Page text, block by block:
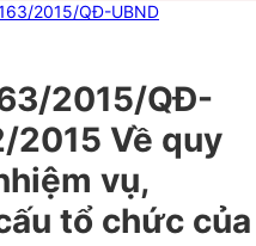
2015/QĐ-UBND
2015/QĐ-
2015 Về quy
vụ,
tổ chức của